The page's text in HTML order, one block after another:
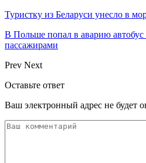
Туристку из Беларуси унесло в
В Польше попал в аварию автобус
пассажирами
Prev Next
Оставьте ответ
Ваш электронный адрес не будет